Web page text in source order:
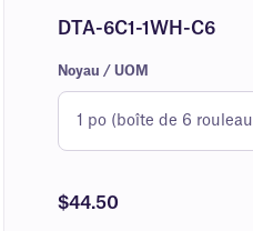
DTA-6C1-1WH-C6
Noyau / UOM
$44.50